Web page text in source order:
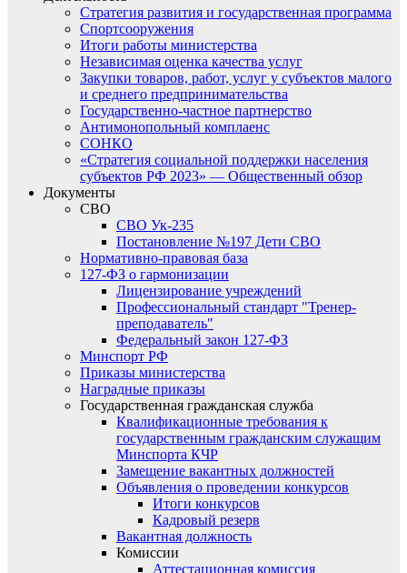
Стратегия развития и государственная программа
Спортсооружения
Итоги работы министерства
Независимая оценка качества услуг
Закупки товаров, работ, услуг у субъектов малого
и среднего предпринимательства
Государственно-частное партнерство
Антимонопольный комплаенс
СОНКО
«Стратегия социальной поддержки населения
субъектов РФ 2023» — Общественный обзор
Документы
СВО
СВО Ук-235
Постановление №197 Дети СВО
Нормативно-правовая база
127-ФЗ о гармонизации
Лицензирование учреждений
Профессиональный стандарт "Тренер-
преподаватель"
Федеральный закон 127-ФЗ
Минспорт РФ
Приказы министерства
Наградные приказы
Государственная гражданская служба
Квалификационные требования к
государственным гражданским служащим
Минспорта КЧР
Замещение вакантных должностей
Объявления о проведении конкурсов
Итоги конкурсов
Кадровый резерв
Вакантная должность
Комиссии
Аттестационная комиссия